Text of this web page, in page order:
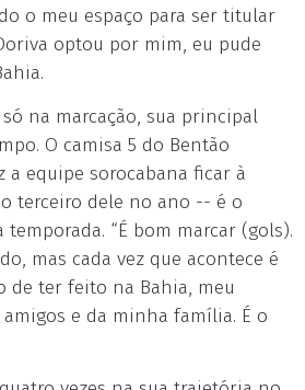
o meu espaço para ser titular
optou por mim, eu pude
na marcação, sua principal
O camisa 5 do Bentão
a equipe sorocabana ficar à
terceiro dele no ano -- é o
“É bom marcar (gols).
mas cada vez que acontece é
de ter feito na Bahia, meu
e da minha família. É o